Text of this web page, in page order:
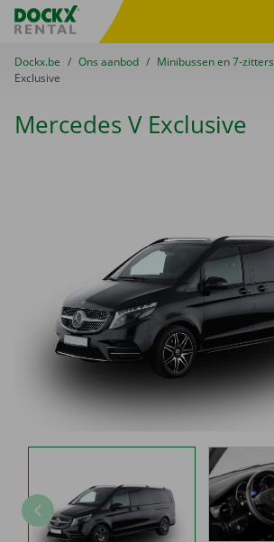
Fratello DEMO
U bevindt zich hier:
van
Dockx.be naar
Ons aanbod naar
Minibussen en 7-zitters
Exclusive
Mercedes V Exclusive